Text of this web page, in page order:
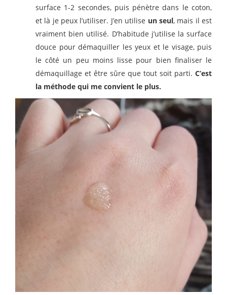
surface 1-2 secondes, puis pénètre dans le coton,
et là je peux l’utiliser. J’en utilise un seul, mais il est
vraiment bien utilisé. D’habitude j’utilise la surface
douce pour démaquiller les yeux et le visage, puis
le côté un peu moins lisse pour bien finaliser le
démaquillage et être sûre que tout soit parti. C’est
la méthode qui me convient le plus.